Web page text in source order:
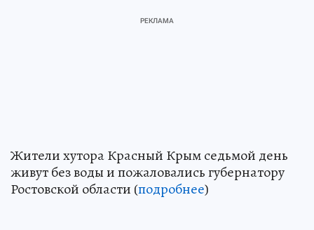
Жители хутора Красный Крым седьмой день
живут без воды и пожаловались губернатору
Ростовской области (подробнее)